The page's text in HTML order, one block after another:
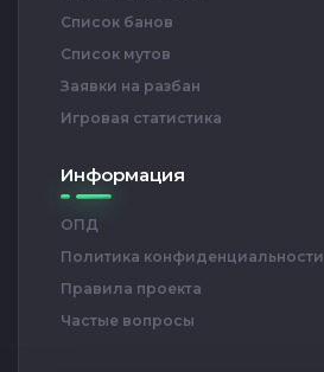
Список банов
Список мутов
Заявки на разбан
Игровая статистика
Информация
ОПД
Политика конфиденциальности
Правила проекта
Частые вопросы